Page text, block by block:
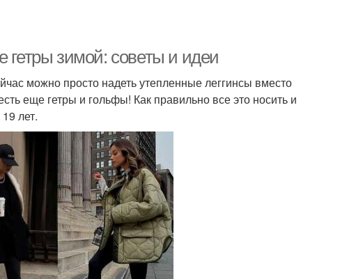
гетры зимой: советы и идеи
можно просто надеть утепленные леггинсы вместо
еще гетры и гольфы! Как правильно все это носить и
лет.